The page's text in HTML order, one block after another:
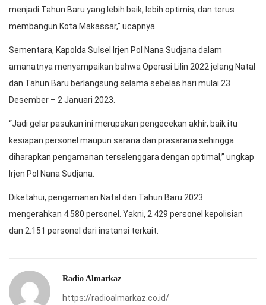
menjadi Tahun Baru yang lebih baik, lebih optimis, dan terus
membangun Kota Makassar,” ucapnya.
Sementara, Kapolda Sulsel Irjen Pol Nana Sudjana dalam
amanatnya menyampaikan bahwa Operasi Lilin 2022 jelang Natal
dan Tahun Baru berlangsung selama sebelas hari mulai 23
Desember – 2 Januari 2023.
“Jadi gelar pasukan ini merupakan pengecekan akhir, baik itu
kesiapan personel maupun sarana dan prasarana sehingga
diharapkan pengamanan terselenggara dengan optimal,” ungkap
Irjen Pol Nana Sudjana.
Diketahui, pengamanan Natal dan Tahun Baru 2023
mengerahkan 4.580 personel. Yakni, 2.429 personel kepolisian
dan 2.151 personel dari instansi terkait.
Radio Almarkaz
https://radioalmarkaz.co.id/